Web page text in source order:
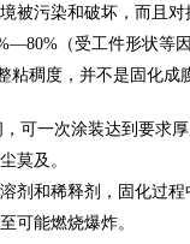
污染和破坏，而且对
（受工件形状等
稠度，并不是固化
一次涂装达到要求
莫及。
剂和稀释剂，固化过程
可能燃烧爆炸。